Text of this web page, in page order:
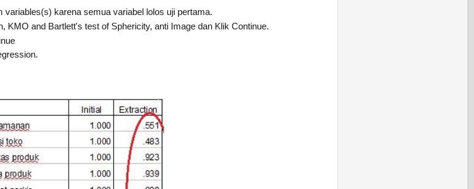
karena semua variabel lolos uji pertama.
KMO and Bartlett's test of Sphericity, anti Image dan Klik Continue.